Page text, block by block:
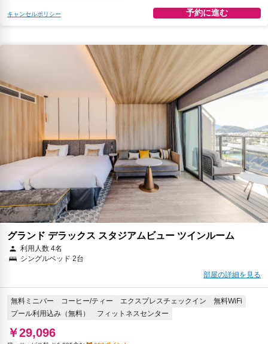
キャンセルポリシー 予約に進む
グランド デラックス スタジアムビュー ツインルーム
利用人数 4名
シングルベッド 2台
部屋の詳細を見る
無料ミニバー コーヒー/ティー エクスプレスチェックイン
無料WiFi
プール利用込み（無料）
フィットネスセンター
￥29,096